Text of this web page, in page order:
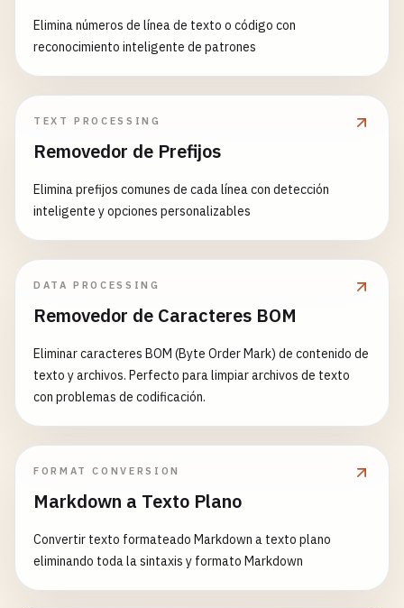
Elimina números de línea de texto o código con
reconocimiento inteligente de patrones
TEXT PROCESSING
Removedor de Prefijos
Elimina prefijos comunes de cada línea con detección
inteligente y opciones personalizables
DATA PROCESSING
Removedor de Caracteres BOM
Eliminar caracteres BOM (Byte Order Mark) de contenido de
texto y archivos. Perfecto para limpiar archivos de texto
con problemas de codificación.
FORMAT CONVERSION
Markdown a Texto Plano
Convertir texto formateado Markdown a texto plano
eliminando toda la sintaxis y formato Markdown